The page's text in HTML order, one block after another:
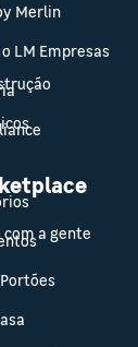
Merlin
LM Empresas
com a gente